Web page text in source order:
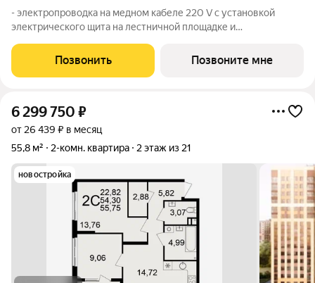
- электропроводка на медном кабеле 220 V с установкой
электрического щита на лестничной площадке и
стен, кроме стен лоджий, откосов дверных и оконных
проемов, ниш прохождения стояков
Позвонить Позвоните мне
6 299 750 ₽
от 26 439 ₽ в месяц
55,8 м²
2-комн. квартира 2 этаж из 21
новостройка